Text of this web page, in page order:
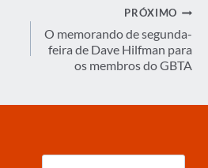
PRÓXIMO
O memorando de segunda-
feira de Dave Hilfman para
os membros do GBTA
Digite